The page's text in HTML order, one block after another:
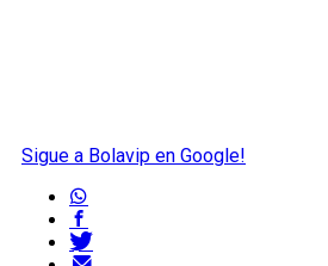
Sigue a Bolavip en Google!